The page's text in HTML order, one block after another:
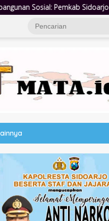
Lindungi 42.210 Pekerja